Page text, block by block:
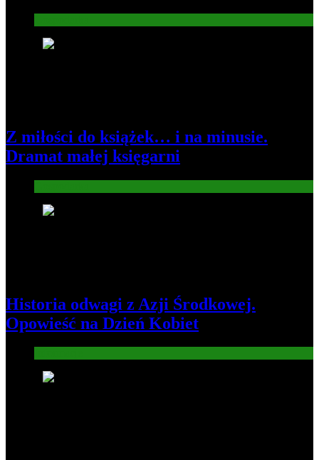
Z miłości do książek… i na minusie.
Dramat małej księgarni
Historia odwagi z Azji Środkowej.
Opowieść na Dzień Kobiet